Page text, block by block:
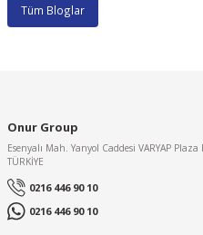
Tüm Bloglar
Onur Group
Esenyalı Mah. Yanyol Caddesi VARYAP
TÜRKİYE
0216 446 90 10
0216 446 90 10